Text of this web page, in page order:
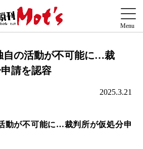
自の活動が不可能に…裁
請を認容
2025.3.21
動が不可能に…裁判所が仮処分申